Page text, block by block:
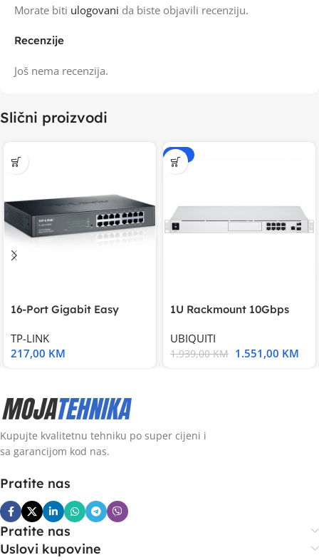
Recenzije
Još nema recenzija.
Morate biti ulogovani da biste objavili recenziju.
Slični proizvodi
16-Port Gigabit Easy
TP-LINK
217,00 KM
-20%
1U Rackmount 10Gbps
UBIQUITI
1.939,00KM 1.551,00 KM
Kupujte kvalitetnu tehniku po super cijeni i
sa garancijom kod nas.
Pratite nas
Pratite nas
Uslovi kupovine